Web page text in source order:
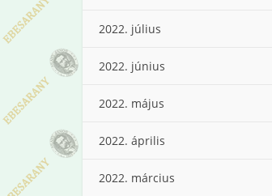
2022. július
2022. június
2022. május
2022. április
2022. március